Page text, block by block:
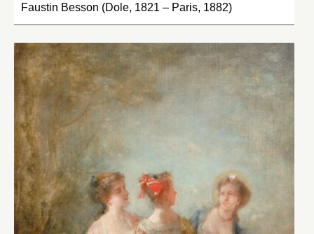
Faustin Besson (Dole, 1821 – Paris, 1882)